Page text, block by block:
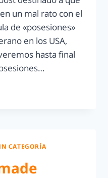
un mal rato con el
de «posesiones»
en los USA,
hasta final
CATEGORÍA